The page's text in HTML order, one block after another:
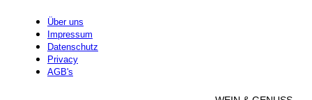
Über uns
Impressum
Datenschutz
Privacy
AGB's